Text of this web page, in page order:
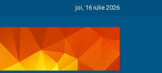
joi, 16 iulie 2026